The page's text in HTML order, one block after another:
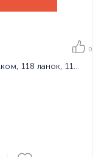
0
Ланцюг велосипедний KMC X11 з замком, 118 ланок, 11 зірок